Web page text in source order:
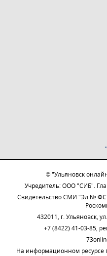
© "Ульяновск
Учредитель: ООО "СИБ".
Свидетельство СМИ "Эл №
432011, г. Ульяновск,
+7 (8422) 41-03-85,
На информационном ресурсе